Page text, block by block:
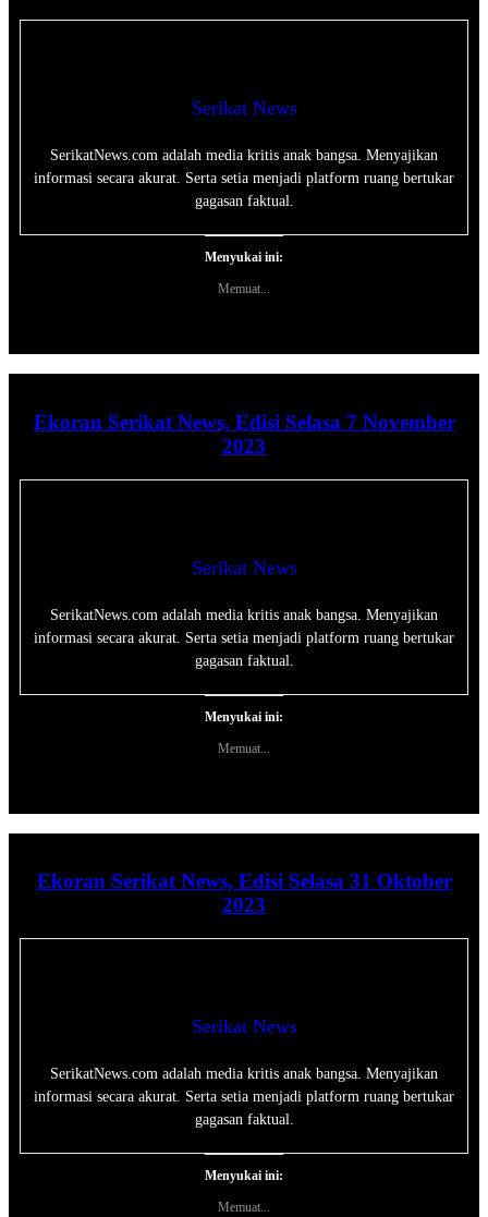
Serikat News
SerikatNews.com adalah media kritis anak bangsa. Menyajikan
informasi secara akurat. Serta setia menjadi platform ruang bertukar
gagasan faktual.
Menyukai ini:
Memuat...
Ekoran Serikat News, Edisi Selasa 7 November
2023
Serikat News
SerikatNews.com adalah media kritis anak bangsa. Menyajikan
informasi secara akurat. Serta setia menjadi platform ruang bertukar
gagasan faktual.
Menyukai ini:
Memuat...
Ekoran Serikat News, Edisi Selasa 31 Oktober
2023
Serikat News
SerikatNews.com adalah media kritis anak bangsa. Menyajikan
informasi secara akurat. Serta setia menjadi platform ruang bertukar
gagasan faktual.
Menyukai ini:
Memuat...